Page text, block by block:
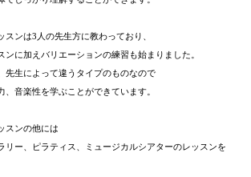
スンは3 人の先生方に教わっており、
ンに加え バリエーションの練習も始まりました。
先生によって違うタイプのものなので
、音楽性を学ぶことができています。
スンの他には
リー、
ピラティス、ミュージカルシアターのレッスンを